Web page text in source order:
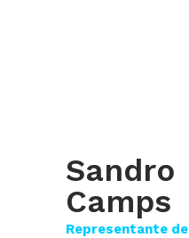
Sandro
Camps
Representante de